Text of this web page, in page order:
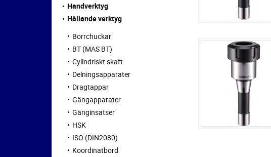
Handverktyg
Hållande verktyg
Borrchuckar
BT (MAS BT)
Cylindriskt skaft
Delningsapparater
Dragtappar
Gängapparater
Gänginsatser
HSK
ISO (DIN2080)
Koordinatbord